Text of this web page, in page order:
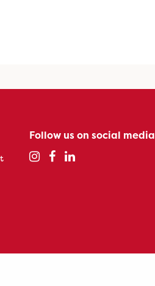
Follow us on social media